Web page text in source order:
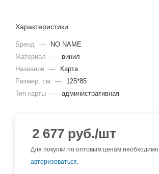
Характеристики
Бренд —
NO NAME
Материал
—
винил
Название —
Карта
Размер, см
—
125*85
Тип карты — административная
2 677 руб./шт
Для покупки по оптовым ценам необходимо
авторизоваться.